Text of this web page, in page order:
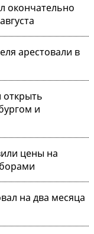
окончательно
арестовали в
открыть
и
цены на
на два месяца